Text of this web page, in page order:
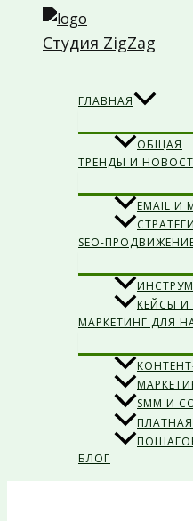
Перейти
Студия ZigZag
ГЛАВНАЯ
ОБЩАЯ
ТРЕНДЫ И
EMAIL И
SEO-
КЕЙСЫ И
МАРКЕТИНГ ДЛЯ
SMM И
ПЛАТНАЯ
БЛОГ